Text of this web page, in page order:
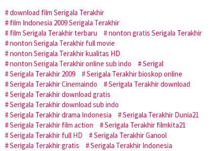
download film Serigala Terakhir
film Indonesia 2009 Serigala Terakhir
film Serigala Terakhir terbaru
nonton gratis Serigala Terakhir
nonton Serigala Terakhir full movie
nonton Serigala Terakhir kualitas HD
nonton Serigala Terakhir online sub indo
Serigal
Serigala Terakhir 2009
Serigala Terakhir bioskop online
Serigala Terakhir Cinemaindo
Serigala Terakhir download
Serigala Terakhir download gratis
Serigala Terakhir download sub indo
Serigala Terakhir drama Indonesia
Serigala Terakhir Dunia21
Serigala Terakhir film action
Serigala Terakhir filmkita21
Serigala Terakhir full HD
Serigala Terakhir Ganool
Serigala Terakhir gratis
Serigala Terakhir Indonesia